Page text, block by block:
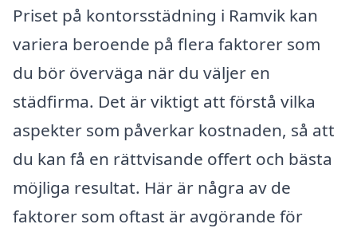
Priset på kontorsstädning i Ramvik kan
variera beroende på flera faktorer som
du bör överväga när du väljer en
städfirma. Det är viktigt att förstå vilka
aspekter som påverkar kostnaden, så att
du kan få en rättvisande offert och bästa
möjliga resultat. Här är några av de
faktorer som oftast är avgörande för